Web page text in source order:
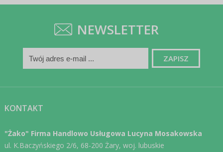
NEWSLETTER
KONTAKT
"Żako" Firma Handlowo Usługowa Lucyna Mosakowska
ul. K.Baczyńskiego 2/6, 68-200 Żary, woj. lubuskie